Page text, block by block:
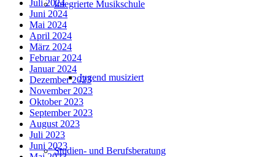
Integrierte Musikschule
Jugend musiziert
Studien- und Berufsberatung
Juli 2024
Juni 2024
Mai 2024
April 2024
März 2024
Februar 2024
Januar 2024
Dezember 2023
November 2023
Oktober 2023
September 2023
August 2023
Juli 2023
Juni 2023